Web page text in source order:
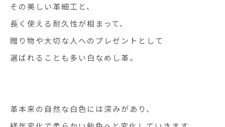
その美しい革細工と、
長く使える耐久性が相まって、
贈り物や大切な人へのプレゼントとして
選ばれることも多い白なめし革。
革本来の自然な白色には深みがあり、